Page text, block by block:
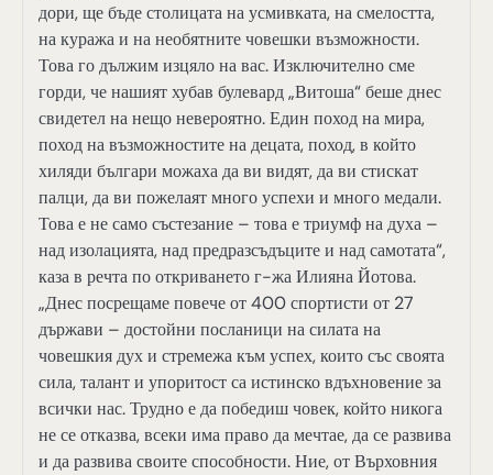
дори, ще бъде столицата на усмивката, на смелостта,
на куража и на необятните човешки възможности.
Това го дължим изцяло на вас. Изключително сме
горди, че нашият хубав булевард „Витоша“ беше днес
свидетел на нещо невероятно. Един поход на мира,
поход на възможностите на децата, поход, в който
хиляди българи можаха да ви видят, да ви стискат
палци, да ви пожелаят много успехи и много медали.
Това е не само състезание – това е триумф на духа –
над изолацията, над предразсъдъците и над самотата“,
каза в речта по откриването г-жа Илияна Йотова.
„Днес посрещаме повече от 400 спортисти от 27
държави – достойни посланици на силата на
човешкия дух и стремежа към успех, които със своята
сила, талант и упоритост са истинско вдъхновение за
всички нас. Трудно е да победиш човек, който никога
не се отказва, всеки има право да мечтае, да се развива
и да развива своите способности. Ние, от Върховния